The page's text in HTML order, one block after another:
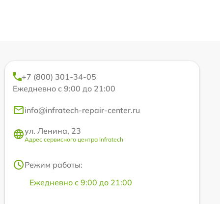
+7 (800) 301-34-05
Ежедневно с 9:00 до 21:00
info@infratech-repair-center.ru
ул. Ленина, 23
Адрес сервисного центра Infratech
Режим работы:
Ежедневно с 9:00 до 21:00